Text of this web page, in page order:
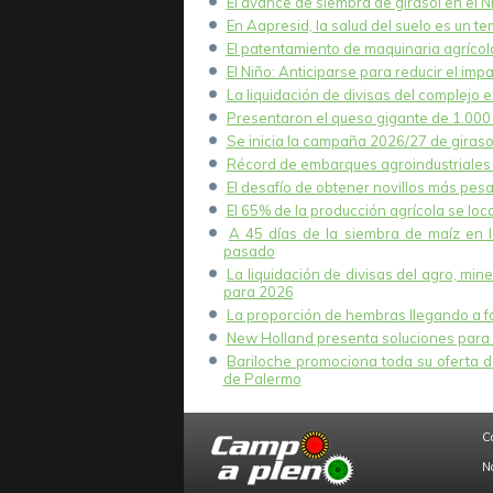
En Aapresid, la salud del suelo es un
El patentamiento de maquinaria
El Niño: Anticiparse para reducir el
La liquidación de divisas del complejo
Presentaron el queso gigante de
Se inicia la campaña 2026/27 de
Récord de embarques
El desafío de obtener novillos más
El 65% de la producción agrícola se
A 45 días de la siembra de maíz en
pasado
La liquidación de divisas del agro,
para 2026
La proporción de hembras llegando a
New Holland presenta soluciones
Bariloche promociona toda su oferta
de Palermo